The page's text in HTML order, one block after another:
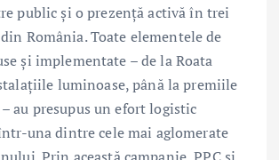
public și o prezență activă în trei
România. Toate elementele de
și implementate – de la Roata
luminoase, până la premiile
au presupus un efort logistic
una dintre cele mai aglomerate